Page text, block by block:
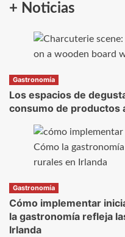
+ Noticias
Gastronomía
Los espacios de
consumo de productos
Gastronomía
Cómo implementar
la gastronomía refleja
Irlanda